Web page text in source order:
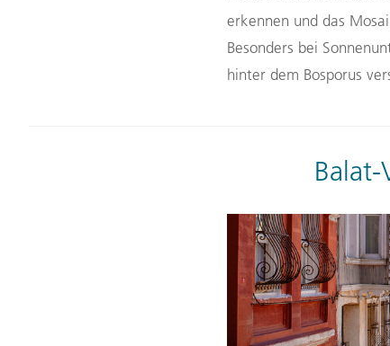
erkennen und das
Besonders bei
hinter dem Bosporus
Balat-